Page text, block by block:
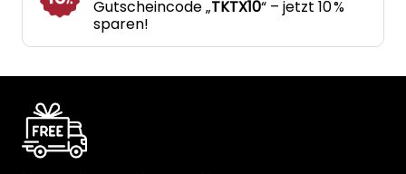
Gutscheincode „TKTX10“ – jetzt 10 %
sparen!